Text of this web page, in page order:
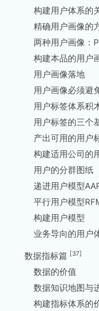
构建用户体系的
精确用户画像的
两种用户画像：
构建本品的用户
用户画像落地
用户画像必须避
用户标签体系积
用户标签的三个
产出可用的用户
构建适用公司的
用户的分群图纸
递进用户模型
平行用户模型
构建用户模型
业务导向的用户
数据指标篇 [37]
数据的价值
数据知识地图与
构建指标体系的